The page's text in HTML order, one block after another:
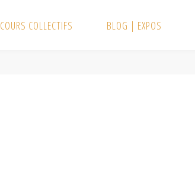
COURS COLLECTIFS BLOG | EXPOS